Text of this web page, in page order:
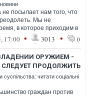
новини
не посылает нам того, что
Мы не
в которое приходим в
в которой нам сужд...
17:00 • 3013 • 0
ОРУЖИЕМ -
ПРОДОЛЖИТЬ
суспільства: читати соціальні
граждан против